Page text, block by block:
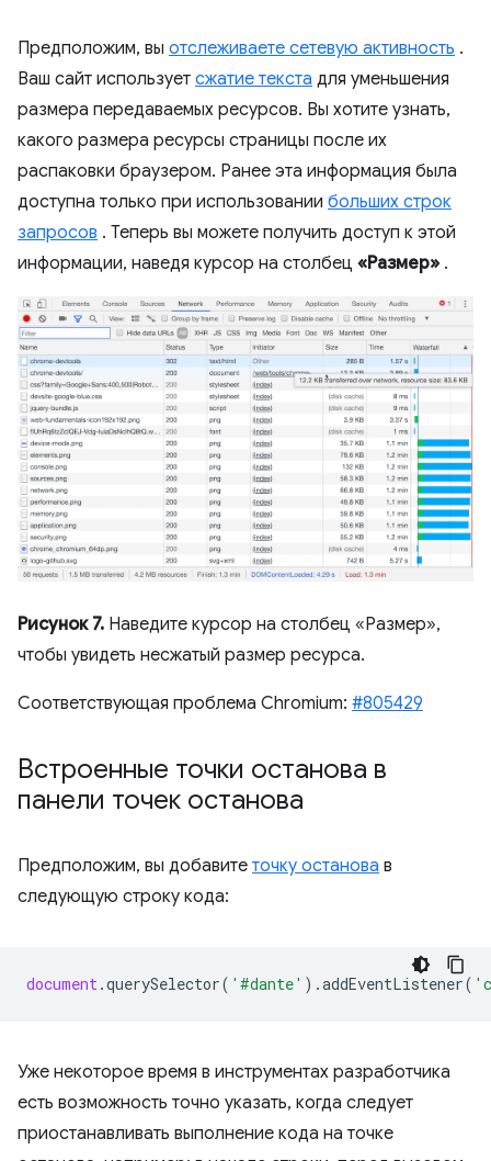
Предположим, вы отслеживаете сетевую активность .
Ваш сайт использует сжатие текста для уменьшения
размера передаваемых ресурсов. Вы хотите узнать,
какого размера ресурсы страницы после их
распаковки браузером. Ранее эта информация была
доступна только при использовании больших строк
запросов . Теперь вы можете получить доступ к этой
информации, наведя курсор на столбец «Размер» .
Рисунок 7. Наведите курсор на столбец «Размер»,
чтобы увидеть несжатый размер ресурса.
Соответствующая проблема Chromium: #805429
Встроенные точки останова в
панели точек останова
Предположим, вы добавите точку останова в
следующую строку кода:
document .querySelector( '#dante' ).addEventListener(
Уже некоторое время в инструментах разработчика
есть возможность точно указать, когда следует
приостанавливать выполнение кода на точке